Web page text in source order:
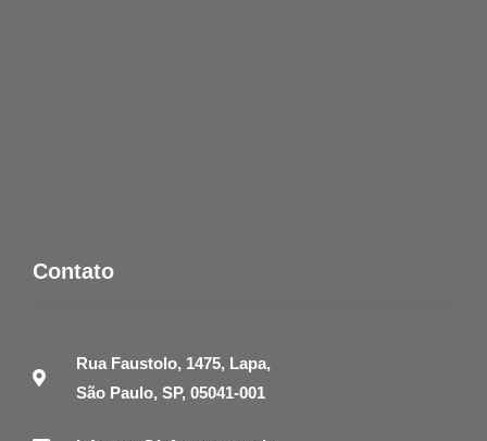
Contato
Rua Faustolo, 1475, Lapa,
São Paulo, SP, 05041-001